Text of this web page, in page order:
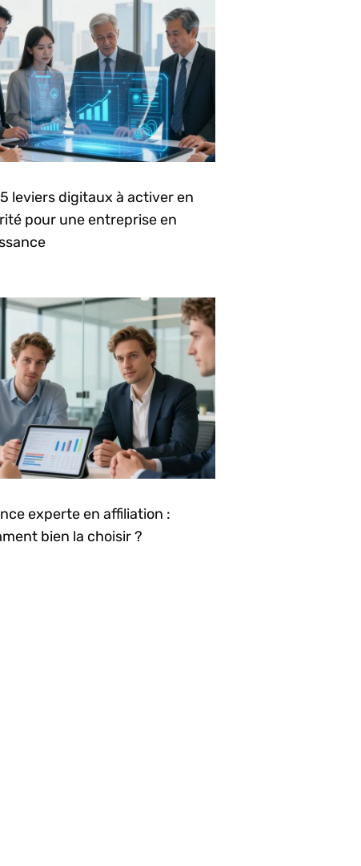
leviers digitaux à activer en
pour une entreprise en
experte en affiliation :
bien la choisir ?